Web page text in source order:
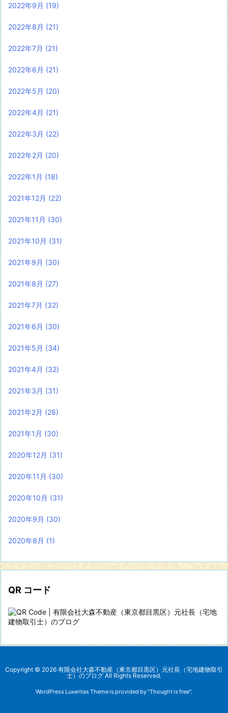
2022年9月 (19)
2022年8月 (21)
2022年7月 (21)
2022年6月 (21)
2022年5月 (20)
2022年4月 (21)
2022年3月 (22)
2022年2月 (20)
2022年1月 (18)
2021年12月 (22)
2021年11月 (30)
2021年10月 (31)
2021年9月 (30)
2021年8月 (27)
2021年7月 (32)
2021年6月 (30)
2021年5月 (34)
2021年4月 (32)
2021年3月 (31)
2021年2月 (28)
2021年1月 (30)
2020年12月 (31)
2020年11月 (30)
2020年10月 (31)
2020年9月 (30)
2020年8月 (1)
QR コード
Copyright © 2026 有限会社大森不動産（東京都目黒区）元社長（宅地建物取引
士）のブログ All Rights Reserved.
WordPress Luxeritas Theme is provided by "Thought is free".